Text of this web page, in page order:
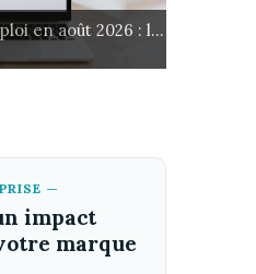
en août 2026 : l...
—
impact
marque